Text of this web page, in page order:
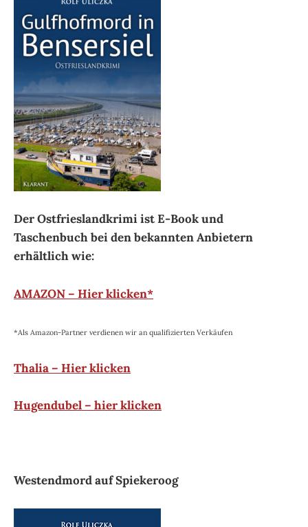
Der Ostfrieslandkrimi ist E-Book und
Taschenbuch bei den bekannten Anbietern
erhältlich wie:
AMAZON – Hier klicken*
*Als Amazon-Partner verdienen wir an qualifizierten Verkäufen
Thalia – Hier klicken
Hugendubel – hier klicken
Westendmord auf Spiekeroog